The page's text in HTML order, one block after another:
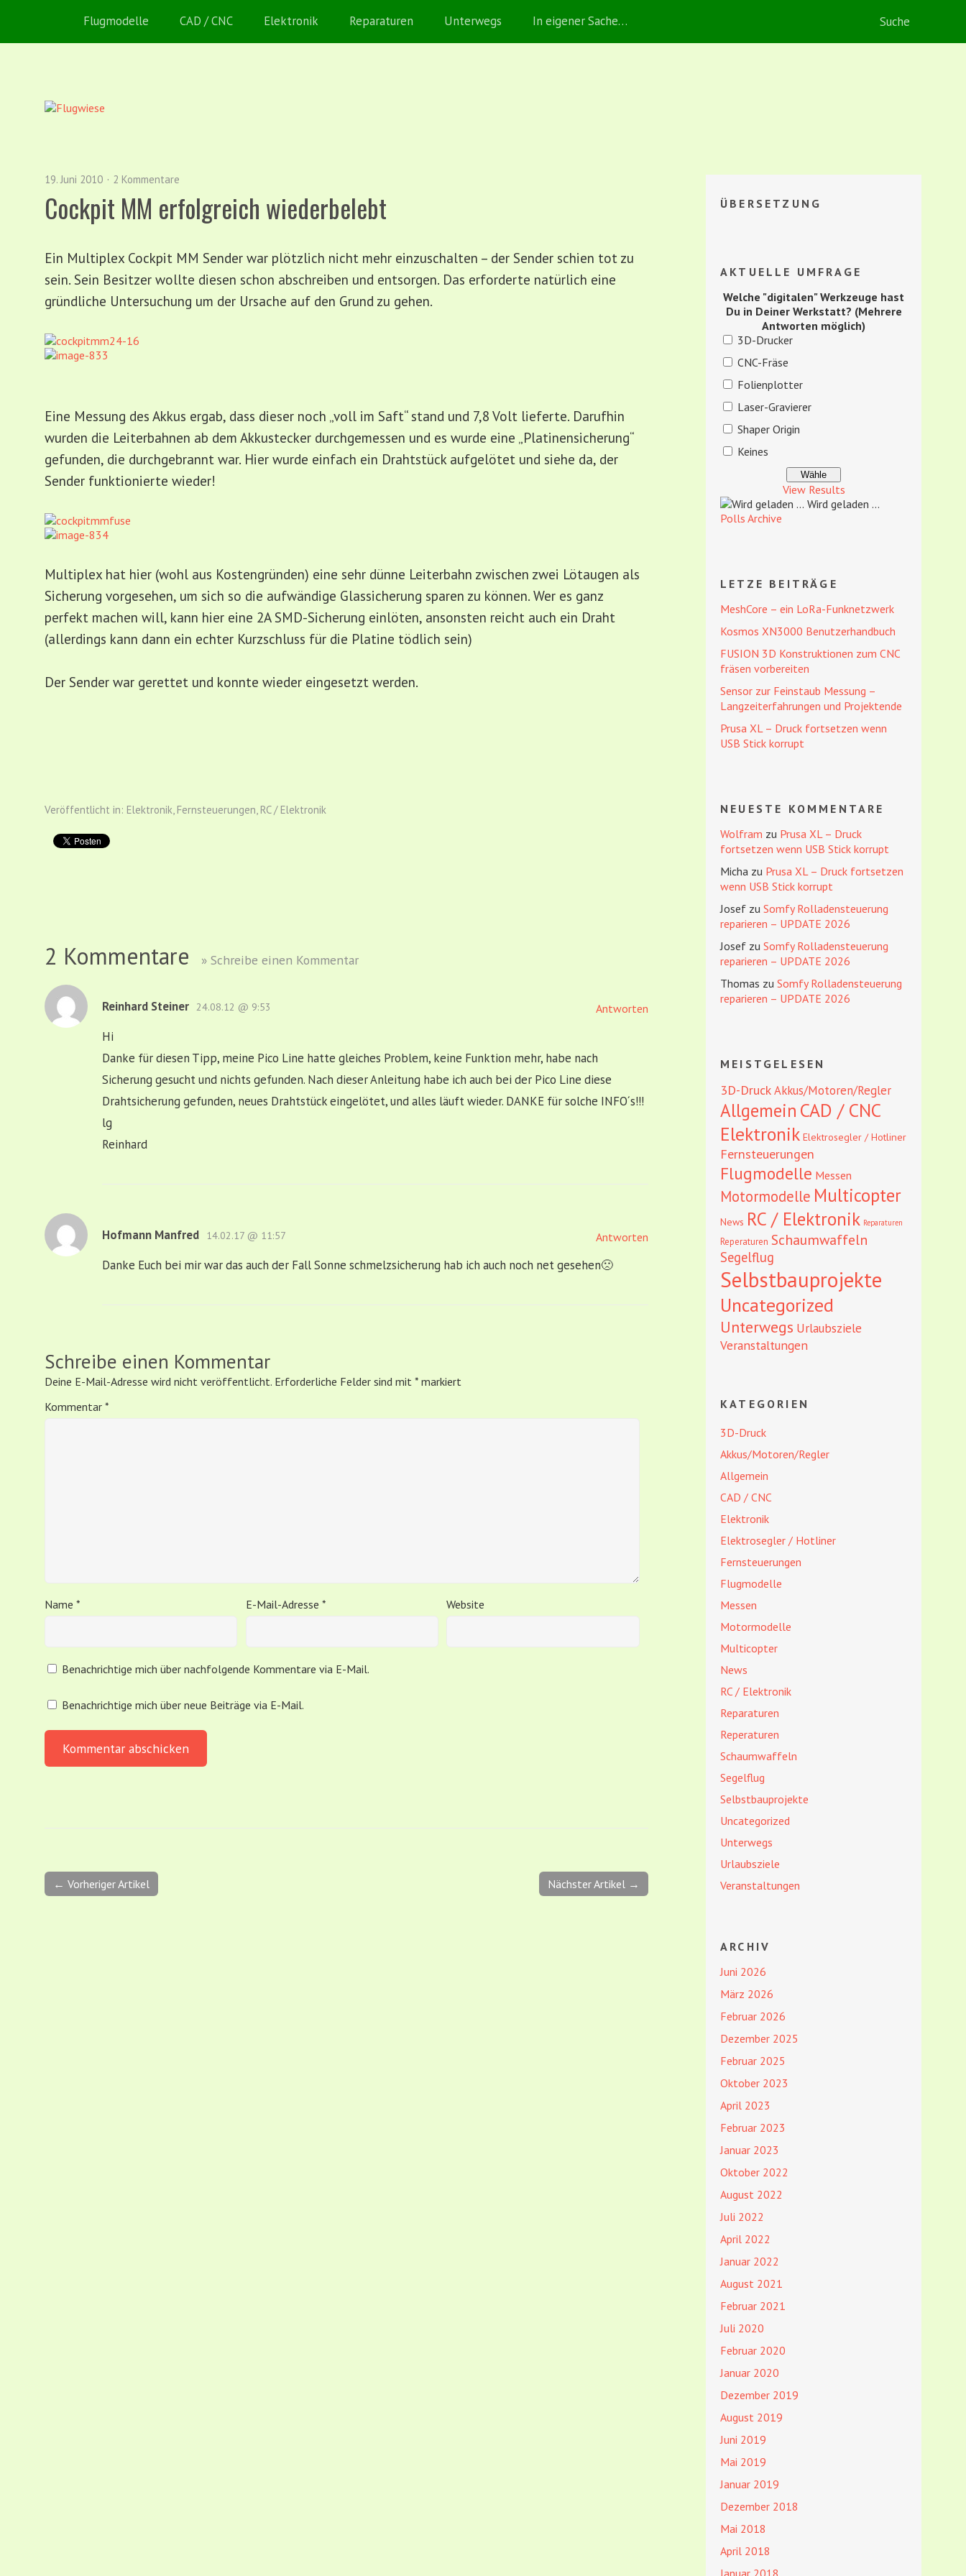
Flugmodelle CAD / CNC Elektronik Reparaturen Unterwegs In eigener Sache…
19. Juni 2010 2 Kommentare
Cockpit MM erfolgreich wiederbelebt
Ein Multiplex Cockpit MM Sender war plötzlich nicht mehr einzuschalten – der Sender schien tot zu
sein. Sein Besitzer wollte diesen schon abschreiben und entsorgen. Das erforderte natürlich eine
gründliche Untersuchung um der Ursache auf den Grund zu gehen.
Eine Messung des Akkus ergab, dass dieser noch „voll im Saft“ stand und 7,8 Volt lieferte. Darufhin
wurden die Leiterbahnen ab dem Akkustecker durchgemessen und es wurde eine „Platinensicherung“
gefunden, die durchgebrannt war. Hier wurde einfach ein Drahtstück aufgelötet und siehe da, der
Sender funktionierte wieder!
Multiplex hat hier (wohl aus Kostengründen) eine sehr dünne Leiterbahn zwischen zwei Lötaugen als
Sicherung vorgesehen, um sich so die aufwändige Glassicherung sparen zu können. Wer es ganz
perfekt machen will, kann hier eine 2A SMD-Sicherung einlöten, ansonsten reicht auch ein Draht
(allerdings kann dann ein echter Kurzschluss für die Platine tödlich sein)
Der Sender war gerettet und konnte wieder eingesetzt werden.
Veröffentlicht in: Elektronik, Fernsteuerungen, RC / Elektronik
2 Kommentare » Schreibe einen Kommentar
Reinhard Steiner Antworten
24.08.12 @ 9:53
Hi
Danke für diesen Tipp, meine Pico Line hatte gleiches Problem, keine Funktion mehr, habe nach
Sicherung gesucht und nichts gefunden. Nach dieser Anleitung habe ich auch bei der Pico Line diese
Drahtsicherung gefunden, neues Drahtstück eingelötet, und alles läuft wieder. DANKE für solche INFO´s!!!
lg
Reinhard
Hofmann Manfred Antworten
14.02.17 @ 11:57
Danke Euch bei mir war das auch der Fall Sonne schmelzsicherung hab ich auch noch net gesehen🙁
Schreibe einen Kommentar
Deine E-Mail-Adresse wird nicht veröffentlicht. Erforderliche Felder sind mit * markiert
Kommentar *
Name * E-Mail-Adresse * Website
Benachrichtige mich über nachfolgende Kommentare via E-Mail.
Benachrichtige mich über neue Beiträge via E-Mail.
Nächster Artikel →
← Vorheriger Artikel
ÜBERSETZUNG
AKTUELLE UMFRAGE
Welche "digitalen" Werkzeuge hast
Du in Deiner Werkstatt? (Mehrere
Antworten möglich)
3D-Drucker
CNC-Fräse
Folienplotter
Laser-Gravierer
Shaper Origin
Keines
View Results
Wird geladen ...
Polls Archive
LETZE BEITRÄGE
MeshCore – ein LoRa-Funknetzwerk
Kosmos XN3000 Benutzerhandbuch
FUSION 3D Konstruktionen zum CNC
fräsen vorbereiten
Sensor zur Feinstaub Messung –
Langzeiterfahrungen und Projektende
Prusa XL – Druck fortsetzen wenn
USB Stick korrupt
NEUESTE KOMMENTARE
Wolfram zu Prusa XL – Druck
fortsetzen wenn USB Stick korrupt
Micha zu Prusa XL – Druck fortsetzen
wenn USB Stick korrupt
Josef zu Somfy Rolladensteuerung
reparieren – UPDATE 2026
Josef zu Somfy Rolladensteuerung
reparieren – UPDATE 2026
Thomas zu Somfy Rolladensteuerung
reparieren – UPDATE 2026
MEISTGELESEN
3D-DruckAkkus/Motoren/Regler
Allgemein CAD / CNC
Elektronik Elektrosegler / Hotliner
Fernsteuerungen
Flugmodelle Messen
Motormodelle Multicopter
News RC / Elektronik Reparaturen
Reperaturen Schaumwaffeln
Segelflug
Selbstbauprojekte
Uncategorized
Unterwegs Urlaubsziele
Veranstaltungen
KATEGORIEN
3D-Druck
Akkus/Motoren/Regler
Allgemein
CAD / CNC
Elektronik
Elektrosegler / Hotliner
Fernsteuerungen
Flugmodelle
Messen
Motormodelle
Multicopter
News
RC / Elektronik
Reparaturen
Reperaturen
Schaumwaffeln
Segelflug
Selbstbauprojekte
Uncategorized
Unterwegs
Urlaubsziele
Veranstaltungen
ARCHIV
Juni 2026
März 2026
Februar 2026
Dezember 2025
Februar 2025
Oktober 2023
April 2023
Februar 2023
Januar 2023
Oktober 2022
August 2022
Juli 2022
April 2022
Januar 2022
August 2021
Februar 2021
Juli 2020
Februar 2020
Januar 2020
Dezember 2019
August 2019
Juni 2019
Mai 2019
Januar 2019
Dezember 2018
Mai 2018
April 2018
Januar 2018